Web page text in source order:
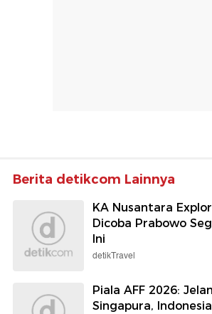
Berita detikcom Lainnya
KA Nusantara
Dicoba Prabowo
Ini
detikTravel
Piala AFF 2026:
Singapura,